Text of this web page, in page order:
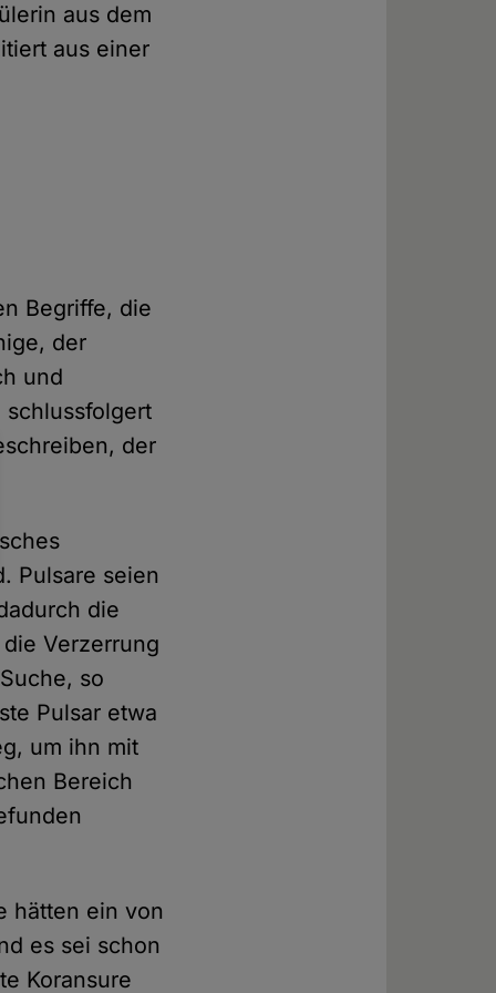
aus dem
aus einer
Begriffe, die
der
Pulsare seien
die
Verzerrung
so
Pulsar etwa
um ihn mit
Bereich
hätten ein von
es sei schon
Koransure